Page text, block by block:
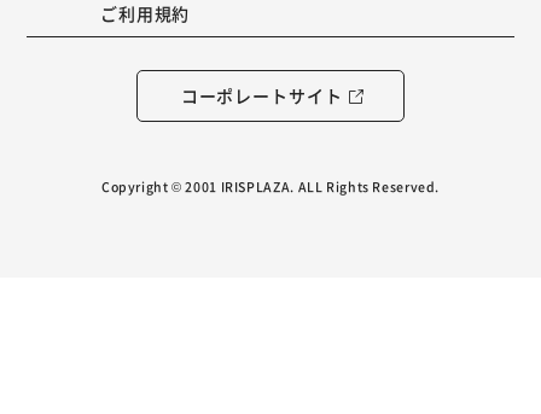
ご利用規約
コーポレートサイト
Copyright © 2001 IRISPLAZA. ALL Rights Reserved.